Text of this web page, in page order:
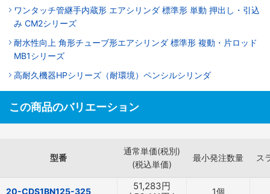
ワンタッチ管継手内蔵形 エアシリンダ 標準形 単動 押出し・引込
み CM2シリーズ
耐水性向上 角形チューブ形エアシリンダ 標準形 複動・片ロッド
MB1シリーズ
高耐久機器HPシリーズ（耐環境）ペンシルシリンダ
この商品のバリエーション
型番
通常単価(税別)
(税込単価)
最小発注数量 ス
20-CDS1BN125-325 51,283円
1個